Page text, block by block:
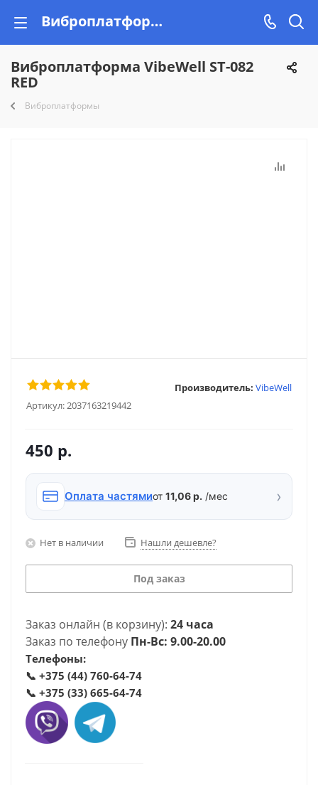
Виброплатформа VibeWell ST-082 RED купить недорого на Vishop.by, рассрочка!
Виброплатформа VibeWell ST-082
RED
Виброплатформы
Артикул:2037163219442
Производитель: VibeWell
450 р.
Оплата частямиот 11,06 р. /мес ›
Нет в наличии Нашли дешевле?
Под заказ
Заказ онлайн (в корзину): 24 часа
Заказ по телефону Пн-Вс: 9.00-20.00
Телефоны:
📞 +375 (44) 760-64-74
📞 +375 (33) 665-64-74